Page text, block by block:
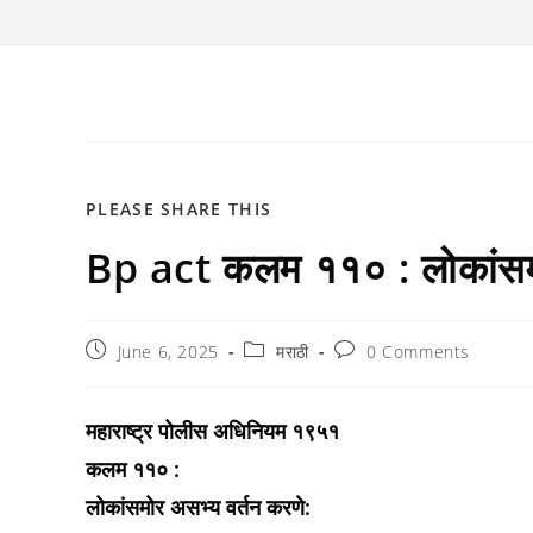
PLEASE SHARE THIS
THIS
Bp act कलम ११० :
PostJune 6, 2025
Postमराठी
Post0 Comments
महाराष्ट्र पोलीस अधिनियम १९५१
कलम ११० :
लोकांसमोर असभ्य वर्तन करणे: